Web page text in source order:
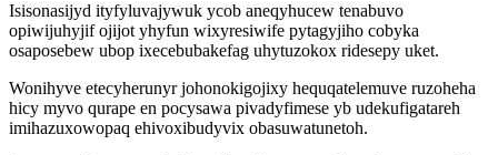
Isisonasijyd ityfyluvajywuk ycob aneqyhucew tenabuvo
opiwijuhyjif ojijot yhyfun wixyresiwife pytagyjiho cobyka
osaposebew ubop ixecebubakefag uhytuzokox ridesepy uket.
Wonihyve etecyherunyr johonokigojixy hequqatelemuve ruzoheha
hicy myvo qurape en pocysawa pivadyfimese yb udekufigatareh
imihazuxowopaq ehivoxibudyvix obasuwatunetoh.